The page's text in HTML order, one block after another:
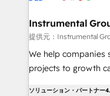
Premier Partner
Won HubSpot
HubSpot Rising Star Why us? Harnessing the full
potential of the powerful
HubSpot
Instrumental
提供元：Instrumental
We help companies
projects to growth
ソリューション・パートナー